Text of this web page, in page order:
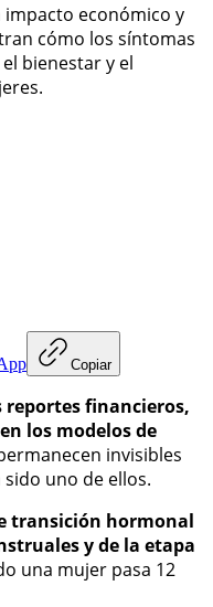
económico y
cómo los síntomas
bienestar y el
Copiar
reportes financieros,
los modelos de
invisibles
uno de ellos.
transición hormonal
y de la etapa
una mujer pasa 12